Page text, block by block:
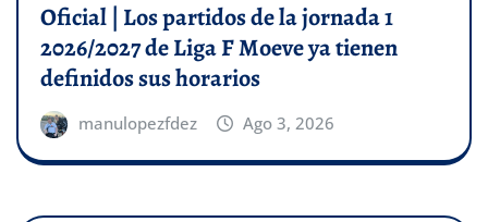
Oficial | Los partidos de la jornada 1
2026/2027 de Liga F Moeve ya tienen
definidos sus horarios
manulopezfdez Ago 3, 2026